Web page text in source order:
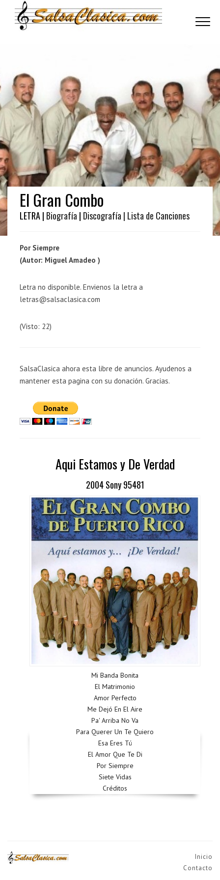
El Gran Combo
LETRA | Biografía | Discografía | Lista de Canciones
Por Siempre
(Autor: Miguel Amadeo )
Letra no disponible. Envienos la letra a
letras@salsaclasica.com
(Visto: 22)
SalsaClasica ahora esta libre de anuncios. Ayudenos a
mantener esta pagina con su donación. Gracias.
Aqui Estamos y De Verdad
2004 Sony 95481
Mi Banda Bonita
El Matrimonio
Amor Perfecto
Me Dejó En El Aire
Pa' Arriba No Va
Para Querer Un Te Quiero
Esa Eres Tú
El Amor Que Te Di
Por Siempre
Siete Vidas
Créditos
Inicio
Contacto